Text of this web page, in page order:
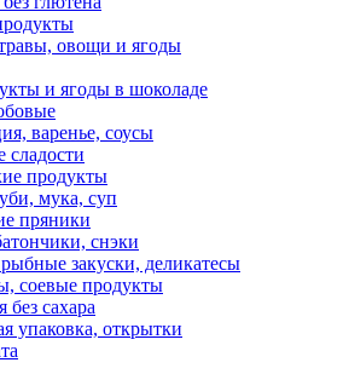
овощи и ягоды
и ягоды в шоколаде
варенье, соусы
сладости
продукты
мука, суп
пряники
снэки
закуски, деликатесы
соевые продукты
сахара
упаковка, открытки